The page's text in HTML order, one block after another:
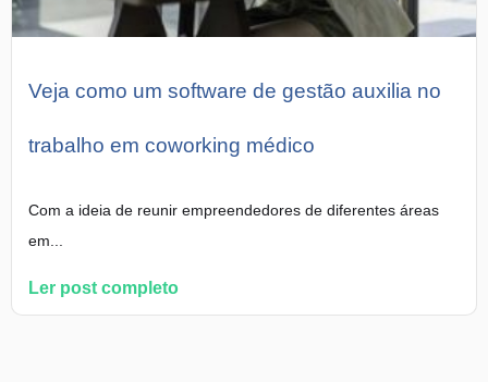
Veja como um software de gestão auxilia no
trabalho em coworking médico
Com a ideia de reunir empreendedores de diferentes áreas
em...
Ler post completo